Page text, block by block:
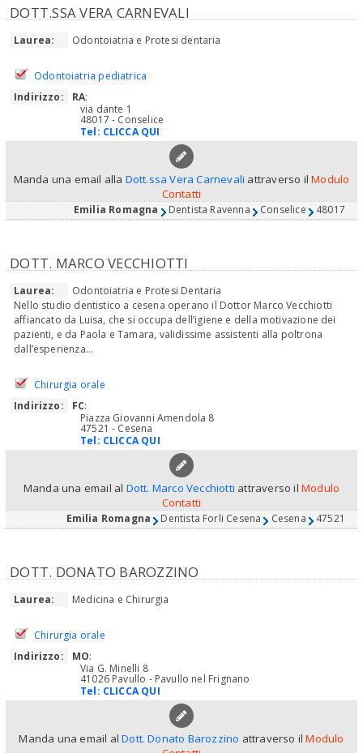
DOTT.SSA VERA CARNEVALI
Laurea: Odontoiatria e Protesi dentaria
Odontoiatria pediatrica
Indirizzo:
RA:
via dante 1
48017 - Conselice
Tel: CLICCA QUI
Manda una email alla Dott.ssa Vera Carnevali attraverso ilModulo
Contatti
Emilia Romagna Dentista Ravenna Conselice 48017
DOTT. MARCO VECCHIOTTI
Laurea:
Odontoiatria e Protesi Dentaria
Nello studio dentistico a cesena operano il Dottor Marco Vecchiotti
affiancato da Luisa, che si occupa dell’igiene e della motivazione dei
pazienti, e da Paola e Tamara, validissime assistenti alla poltrona
dall’esperienza...
Chirurgia orale
Indirizzo:
FC:
Piazza Giovanni Amendola 8
47521 - Cesena
Tel: CLICCA QUI
Manda una email al Dott. Marco Vecchiotti attraverso il Modulo
Contatti
Emilia Romagna Dentista Forli Cesena Cesena 47521
DOTT. DONATO BAROZZINO
Laurea: Medicina e Chirurgia
Chirurgia orale
Indirizzo:
MO:
Via G. Minelli 8
41026 Pavullo - Pavullo nel Frignano
Tel: CLICCA QUI
Manda una email alDott. Donato Barozzino attraverso ilModulo